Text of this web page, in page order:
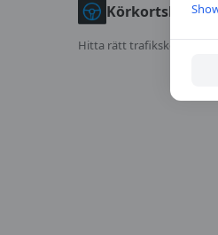
Hitta rätt trafikskola för